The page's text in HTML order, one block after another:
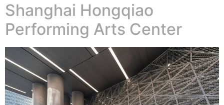
Shanghai Hongqiao
Performing Arts Center